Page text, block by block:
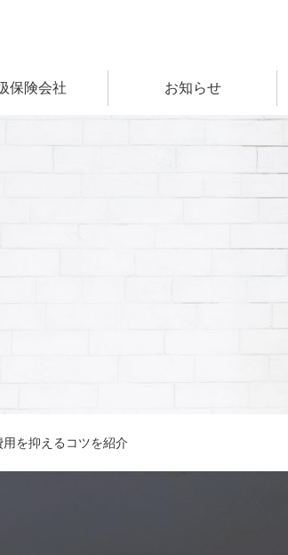
保険会社 お知らせ
を抑えるコツを紹介